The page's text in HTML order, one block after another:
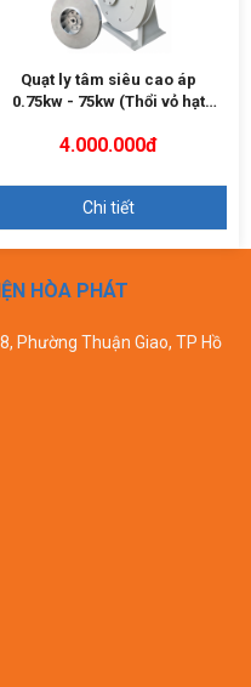
Quạt ly tâm siêu cao áp
0.75kw - 75kw (Thổi vỏ hạt
4.000.000đ
Chi tiết
HÒA PHÁT
Phường Thuận Giao, TP Hồ